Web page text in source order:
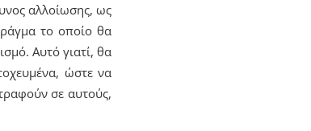
αλλοίωσης, ως
το οποίο θα
Αυτό γιατί, θα
ώστε να
σε αυτούς,